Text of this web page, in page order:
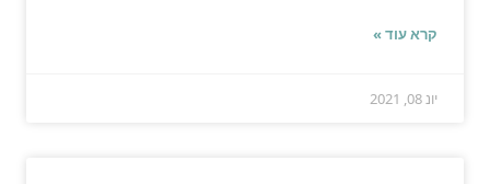
קרא עוד »
יונ 08, 2021